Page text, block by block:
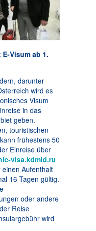
Visum ab 1.
darunter
wird es
Visum
in das
geben.
touristischen
frühestens 50
Einreise über
visa.kdmid.ru
Aufenthalt
16 Tagen gültig.
oder andere
Reise
wird